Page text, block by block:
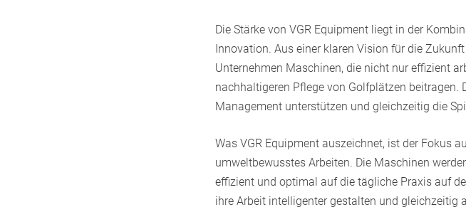
Die Stärke von VGR Equipment liegt in der
Innovation. Aus einer klaren Vision für die
Unternehmen Maschinen, die nicht nur effizient
nachhaltigeren Pflege von Golfplätzen beitragen.
Management unterstützen und gleichzeitig die
Was VGR Equipment auszeichnet, ist der Fokus
umweltbewusstes Arbeiten. Die Maschinen
effizient und optimal auf die tägliche Praxis auf
ihre Arbeit intelligenter gestalten und gleichzeitig